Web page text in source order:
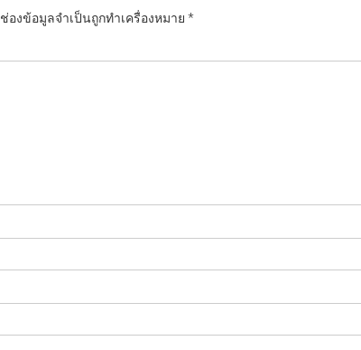
ช่องข้อมูลจำเป็นถูกทำเครื่องหมาย *